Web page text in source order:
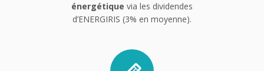
énergétique via les dividendes
d’ENERGIRIS (3% en moyenne).